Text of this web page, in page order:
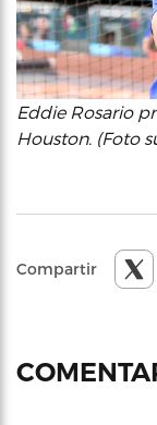
Eddie Rosario
Houston. (Foto
Compartir